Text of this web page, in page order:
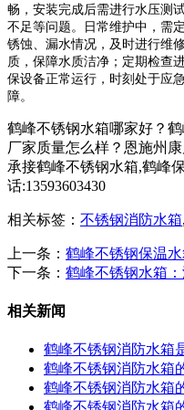
畅，安装完成后需进行水压测
不足等问题。日常维护中，需
锈蚀、漏水情况，及时进行维
质，保障水质洁净；定期检查
保设备正常运行，时刻处于应
障。
鹤峰不锈钢水箱哪家好？
厂家质量怎么样？恩施州
承接鹤峰不锈钢水箱,鹤峰
话:13593603430
相关标签： 不锈钢消防水箱,
上一条： 鹤峰不锈钢保温
下一条： 鹤峰不锈钢水箱
相关新闻
鹤峰不锈钢消防水箱
鹤峰不锈钢消防水箱
鹤峰不锈钢消防水箱